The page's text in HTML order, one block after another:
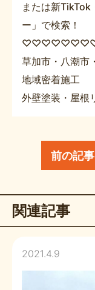
または新
ー」で検索！
草加市・八潮市
地域密着施工
外壁塗装・屋
前の記事
関連記事
2021.4.9